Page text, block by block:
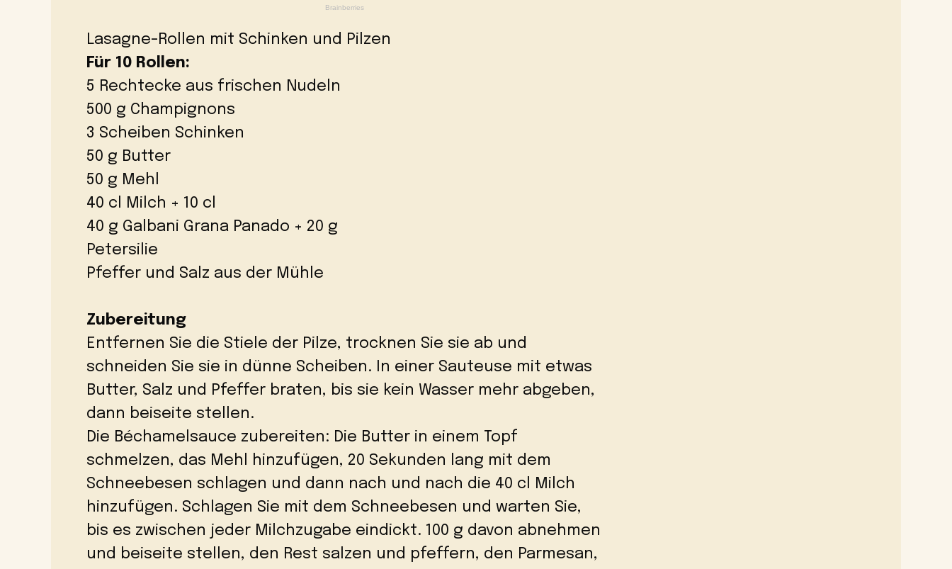
Lasagne-Rollen mit Schinken und Pilzen
Für 10 Rollen:
5 Rechtecke aus frischen Nudeln
500 g Champignons
3 Scheiben Schinken
50 g Butter
50 g Mehl
40 cl Milch + 10 cl
40 g Galbani Grana Panado + 20 g
Petersilie
Pfeffer und Salz aus der Mühle
Zubereitung
Entfernen Sie die Stiele der Pilze, trocknen Sie sie ab und
schneiden Sie sie in dünne Scheiben. In einer Sauteuse mit etwas
Butter, Salz und Pfeffer braten, bis sie kein Wasser mehr abgeben,
dann beiseite stellen.
Die Béchamelsauce zubereiten: Die Butter in einem Topf
schmelzen, das Mehl hinzufügen, 20 Sekunden lang mit dem
Schneebesen schlagen und dann nach und nach die 40 cl Milch
hinzufügen. Schlagen Sie mit dem Schneebesen und warten Sie,
bis es zwischen jeder Milchzugabe eindickt. 100 g davon abnehmen
und beiseite stellen, den Rest salzen und pfeffern, den Parmesan,